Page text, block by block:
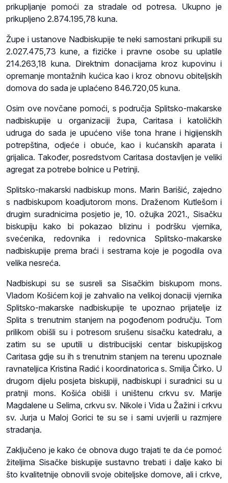
prikupljanje pomoći za stradale od potresa. Ukupno je
prikupljeno 2.874.195,78 kuna.
Župe i ustanove Nadbiskupije te neki samostani prikupili su
2.027.475,73 kune, a fizičke i pravne osobe su uplatile
214.263,18 kuna. Direktnim donacijama kroz kupovinu i
opremanje montažnih kućica kao i kroz obnovu obiteljskih
domova do sada je uplaćeno 846.720,05 kuna.
Osim ove novčane pomoći, s područja Splitsko-makarske
nadbiskupije u organizaciji župa, Caritasa i katoličkih
udruga do sada je upućeno više tona hrane i higijenskih
potrepština, odjeće i obuće, kao i kućanskih aparata i
grijalica. Također, posredstvom Caritasa dostavljen je veliki
agregat za potrebe bolnice u Petrinji.
Splitsko-makarski nadbiskup mons. Marin Barišić, zajedno
s nadbiskupom koadjutorom mons. Draženom Kutlešom i
drugim suradnicima posjetio je, 10. ožujka 2021., Sisačku
biskupiju kako bi pokazao blizinu i podršku vjernika,
svećenika, redovnika i redovnica Splitsko-makarske
nadbiskupije prema braći i sestrama koje je pogodila ova
velika nesreća.
Nadbiskupi su se susreli sa Sisačkim biskupom mons.
Vladom Košićem koji je zahvalio na velikoj donaciji vjernika
Splitsko-makarske nadbiskupije te upoznao prijatelje iz
Splita s trenutnim stanjem na pogođenom području. Tom
prilikom obišli su i potresom srušenu sisačku katedralu, a
zatim su se uputili u distribucijski centar biskupijskog
Caritasa gdje su ih s trenutnim stanjem na terenu upoznale
ravnateljica Kristina Radić i koordinatorica s. Smilja Čirko. U
drugom dijelu posjeta biskupiji, nadbiskupi i suradnici su u
pratnji mons. Košića obišli i uništenu crkvu sv. Marije
Magdalene u Selima, crkvu sv. Nikole i Vida u Žažini i crkvu
sv. Jurja u Maloj Gorici te su se i sami uvjerili u razmjere
stradanja.
Zaključeno je kako će obnova dugo trajati te da će pomoć
žiteljima Sisačke biskupije sustavno trebati i dalje kako bi
što kvalitetnije obnovili svoje obiteljske domove, ali i crkve,